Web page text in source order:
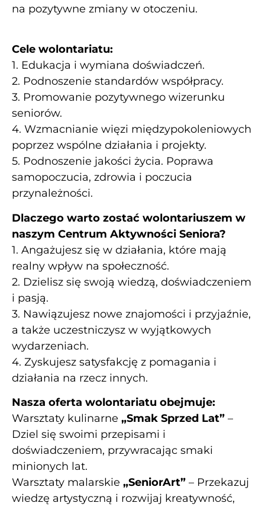
na pozytywne zmiany w otoczeniu.
Cele wolontariatu:
1. Edukacja i wymiana doświadczeń.
2. Podnoszenie standardów współpracy.
3. Promowanie pozytywnego wizerunku
seniorów.
4. Wzmacnianie więzi międzypokoleniowych
poprzez wspólne działania i projekty.
5. Podnoszenie jakości życia. Poprawa
samopoczucia, zdrowia i poczucia
przynależności.
Dlaczego warto zostać wolontariuszem w
naszym Centrum Aktywności Seniora?
1. Angażujesz się w działania, które mają
realny wpływ na społeczność.
2. Dzielisz się swoją wiedzą, doświadczeniem
i pasją.
3. Nawiązujesz nowe znajomości i przyjaźnie,
a także uczestniczysz w wyjątkowych
wydarzeniach.
4. Zyskujesz satysfakcję z pomagania i
działania na rzecz innych.
Nasza oferta wolontariatu obejmuje:
Warsztaty kulinarne „Smak Sprzed Lat” –
Dziel się swoimi przepisami i
doświadczeniem, przywracając smaki
minionych lat.
Warsztaty malarskie „SeniorArt” – Przekazuj
wiedzę artystyczną i rozwijaj kreatywność,